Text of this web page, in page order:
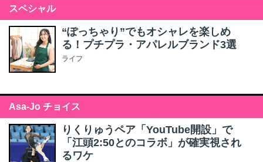
スペシャル
“ぽっちゃり”でもオシャレを楽しめ
る！プチプラ・アパレルブランド3選
ライフ
Asa-Jo チョイス
りくりゅうペア「YouTube開設」で
「江頭2:50とのコラボ」が確実視され
るワケ